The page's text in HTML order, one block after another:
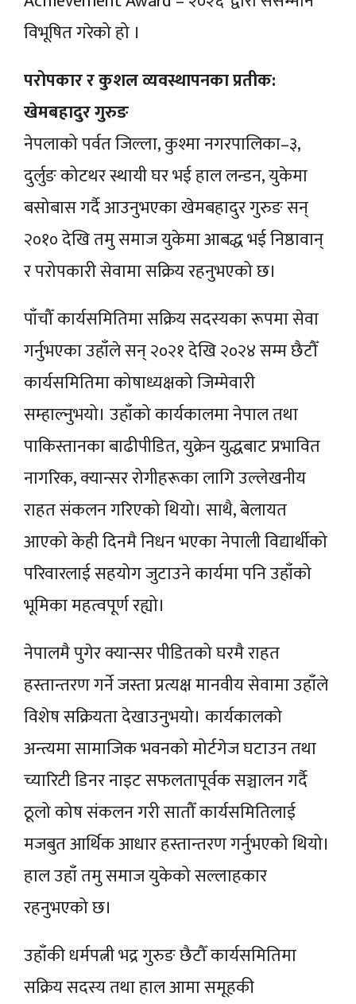
विभूषित गरेको हो ।
परोपकार र कुशल व्यवस्थापनका प्रतीक:
खेमबहादुर गुरुङ
नेपलाको पर्वत जिल्ला, कुश्मा नगरपालिका–३,
दुर्लुङ कोटथर स्थायी घर भई हाल लन्डन, युकेमा
बसोबास गर्दै आउनुभएका खेमबहादुर गुरुङ सन्
२०१० देखि तमु समाज युकेमा आबद्ध भई निष्ठावान्
र परोपकारी सेवामा सक्रिय रहनुभएको छ।
पाँचौँ कार्यसमितिमा सक्रिय सदस्यका रूपमा सेवा
गर्नुभएका उहाँले सन् २०२१ देखि २०२४ सम्म छैटौँ
कार्यसमितिमा कोषाध्यक्षको जिम्मेवारी
सम्हाल्नुभयो। उहाँको कार्यकालमा नेपाल तथा
पाकिस्तानका बाढीपीडित, युक्रेन युद्धबाट प्रभावित
नागरिक, क्यान्सर रोगीहरूका लागि उल्लेखनीय
राहत संकलन गरिएको थियो। साथै, बेलायत
आएको केही दिनमै निधन भएका नेपाली विद्यार्थीको
परिवारलाई सहयोग जुटाउने कार्यमा पनि उहाँको
भूमिका महत्वपूर्ण रह्यो।
नेपालमै पुगेर क्यान्सर पीडितको घरमै राहत
हस्तान्तरण गर्ने जस्ता प्रत्यक्ष मानवीय सेवामा उहाँले
विशेष सक्रियता देखाउनुभयो। कार्यकालको
अन्त्यमा सामाजिक भवनको मोर्टगेज घटाउन तथा
च्यारिटी डिनर नाइट सफलतापूर्वक सञ्चालन गर्दै
ठूलो कोष संकलन गरी सातौँ कार्यसमितिलाई
मजबुत आर्थिक आधार हस्तान्तरण गर्नुभएको थियो।
हाल उहाँ तमु समाज युकेको सल्लाहकार
रहनुभएको छ।
उहाँकी धर्मपत्नी भद्र गुरुङ छैटौँ कार्यसमितिमा
सक्रिय सदस्य तथा हाल आमा समूहकी